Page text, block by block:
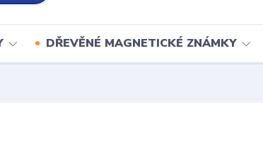
DŘEVĚNÉ MAGNETICKÉ ZNÁMKY